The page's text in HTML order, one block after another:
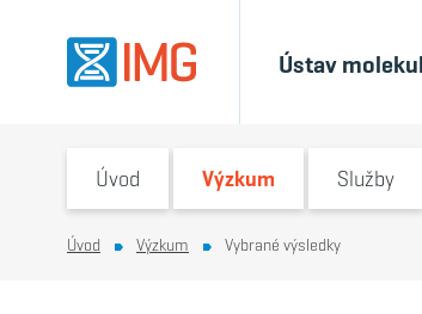
Ústav
Úvod Výzkum Služby
Úvod Výzkum Vybrané výsledky